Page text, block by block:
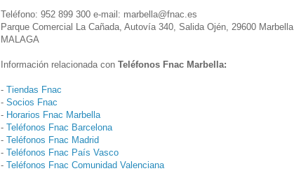
Teléfono: 952 899 300 e-mail: marbella@fnac.es
Parque Comercial La Cañada, Autovía 340, Salida Ojén, 29600 Marbella
MALAGA
Información relacionada con Teléfonos Fnac Marbella:
- Tiendas Fnac
- Socios Fnac
- Horarios Fnac Marbella
- Teléfonos Fnac Barcelona
- Teléfonos Fnac Madrid
- Teléfonos Fnac País Vasco
- Teléfonos Fnac Comunidad Valenciana